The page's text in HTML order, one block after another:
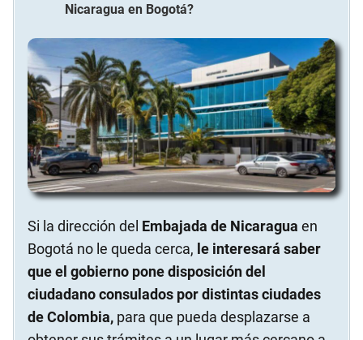
Nicaragua en Bogotá?
Si la dirección del Embajada de Nicaragua en
Bogotá no le queda cerca, le interesará saber
que el gobierno pone disposición del
ciudadano consulados por distintas ciudades
de Colombia, para que pueda desplazarse a